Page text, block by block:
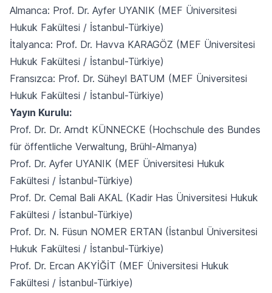
Almanca: Prof. Dr. Ayfer UYANIK (MEF Üniversitesi
Hukuk Fakültesi / İstanbul-Türkiye)
İtalyanca: Prof. Dr. Havva KARAGÖZ (MEF Üniversitesi
Hukuk Fakültesi / İstanbul-Türkiye)
Fransızca: Prof. Dr. Süheyl BATUM (MEF Üniversitesi
Hukuk Fakültesi / İstanbul-Türkiye)
Yayın Kurulu:
Prof. Dr. Dr. Arndt KÜNNECKE (Hochschule des Bundes
für öffentliche Verwaltung, Brühl-Almanya)
Prof. Dr. Ayfer UYANIK (MEF Üniversitesi Hukuk
Fakültesi / İstanbul-Türkiye)
Prof. Dr. Cemal Bali AKAL (Kadir Has Üniversitesi Hukuk
Fakültesi / İstanbul-Türkiye)
Prof. Dr. N. Füsun NOMER ERTAN (İstanbul Üniversitesi
Hukuk Fakültesi / İstanbul-Türkiye)
Prof. Dr. Ercan AKYİĞİT (MEF Üniversitesi Hukuk
Fakültesi / İstanbul-Türkiye)